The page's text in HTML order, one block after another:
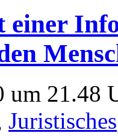
einer
um 21.48
Juristisches